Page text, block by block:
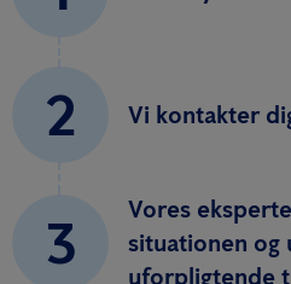
2 Vi kontakter
3
Vores
situationen og
uforpligtende